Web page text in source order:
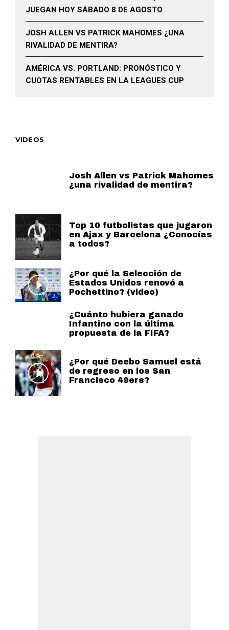
JUEGAN HOY SÁBADO 8 DE AGOSTO
JOSH ALLEN VS PATRICK MAHOMES ¿UNA
RIVALIDAD DE MENTIRA?
AMÉRICA VS. PORTLAND: PRONÓSTICO Y
CUOTAS RENTABLES EN LA LEAGUES CUP
VIDEOS
Josh Allen vs Patrick Mahomes
¿una rivalidad de mentira?
Top 10 futbolistas que jugaron
en Ajax y Barcelona ¿Conocías
a todos?
¿Por qué la Selección de
Estados Unidos renovó a
Pochettino? (video)
¿Cuánto hubiera ganado
Infantino con la última
propuesta de la FIFA?
¿Por qué Deebo Samuel está
de regreso en los San
Francisco 49ers?